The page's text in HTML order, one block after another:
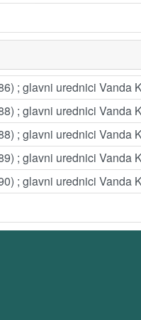
; glavni urednici Vanda
; glavni urednici Vanda
; glavni urednici Vanda
; glavni urednici Vanda
; glavni urednici Vanda